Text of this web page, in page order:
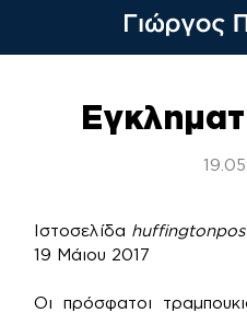
Ιστοσελίδα
19 Μάιου 2017
Οι πρόσφατοι